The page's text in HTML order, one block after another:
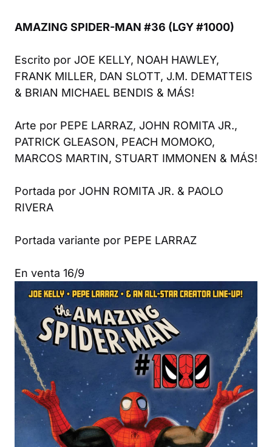
AMAZING SPIDER-MAN #36 (LGY #1000)
Escrito por JOE KELLY, NOAH HAWLEY,
FRANK MILLER, DAN SLOTT, J.M. DEMATTEIS
& BRIAN MICHAEL BENDIS & MÁS!
Arte por PEPE LARRAZ, JOHN ROMITA JR.,
PATRICK GLEASON, PEACH MOMOKO,
MARCOS MARTIN, STUART IMMONEN & MÁS!
Portada por JOHN ROMITA JR. & PAOLO
RIVERA
Portada variante por PEPE LARRAZ
En venta 16/9